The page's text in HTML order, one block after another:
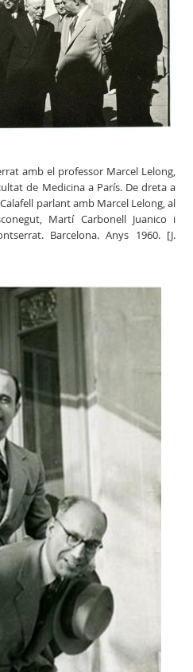
amb el professor Marcel Lelong,
de Medicina a París. De dreta a
parlant amb Marcel Lelong, al
Martí Carbonell Juanico i
Barcelona. Anys 1960. [J.